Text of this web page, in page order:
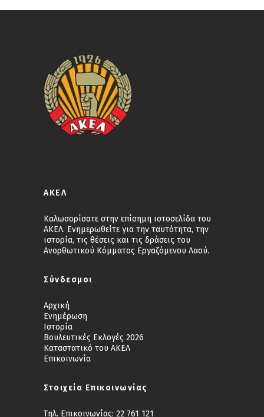
ΑΚΕΛ
Καλωσορίσατε στην επίσημη ιστοσελίδα του
ΑΚΕΛ. Ενημερωθείτε για την ταυτότητα, την
ιστορία, τις θέσεις και τις δράσεις του
Ανορθωτικού Κόμματος Εργαζόμενου Λαού.
Σύνδεσμοι
Αρχική
Ενημέρωση
Ιστορία
Βουλευτικές Εκλογές 2026
Καταστατικό του ΑΚΕΛ
Επικοινωνία
Στοιχεία Επικοινωνίας
Τηλ. Επικοινωνίας: 22 761 121